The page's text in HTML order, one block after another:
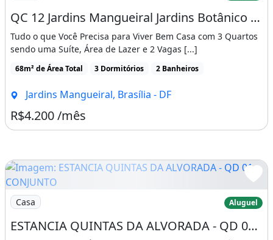
QC 12 Jardins Mangueiral Jardins Botânico Brasília Casa 3 Quartos Área de Lazer 2
Tudo o que Você Precisa para Viver Bem Casa com 3 Quartos
sendo uma Suíte, Área de Lazer e 2 Vagas [...]
68m² de Área Total 3 Dormitórios 2 Banheiros
Jardins Mangueiral, Brasília - DF
R$4.200 /mês
Imagem: ESTANCIA QUINTAS DA ALVORADA - QD 01
Casa Aluguel
ESTANCIA QUINTAS DA ALVORADA - QD 01 CONJUNTO 26 CASA 13 - OTIMA POSICAO INTERNA - LOCAL